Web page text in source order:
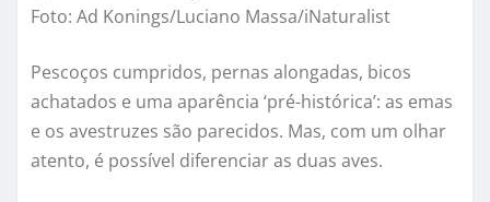
Foto: Ad Konings/Luciano Massa/iNaturalist
Pescoços cumpridos, pernas alongadas, bicos
achatados e uma aparência ‘pré-histórica’: as emas
e os avestruzes são parecidos. Mas, com um olhar
atento, é possível diferenciar as duas aves.